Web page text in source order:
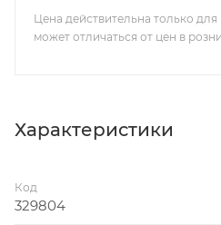
Цена действительна только
может отличаться от цен в
Характеристики
Код
329804